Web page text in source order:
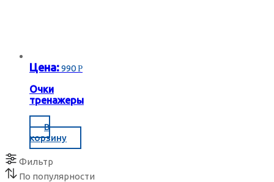
Цена:990Р
Очки
тренажеры
В
корзину
Фильтр
По популярности